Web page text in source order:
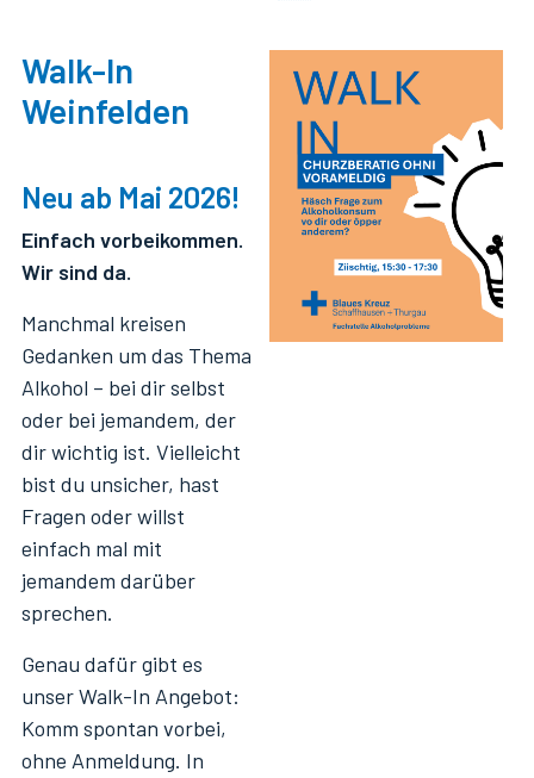
Walk-In
Weinfelden
Neu ab Mai 2026!
Einfach vorbeikommen.
Wir sind da.
Manchmal kreisen
Gedanken um das Thema
Alkohol – bei dir selbst
oder bei jemandem, der
dir wichtig ist. Vielleicht
bist du unsicher, hast
Fragen oder willst
einfach mal mit
jemandem darüber
sprechen.
Genau dafür gibt es
unser Walk-In Angebot:
Komm spontan vorbei,
ohne Anmeldung. In